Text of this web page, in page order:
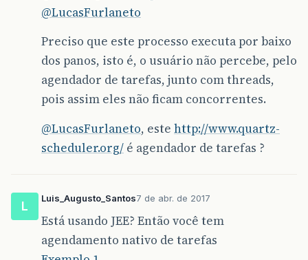
@LucasFurlaneto
Preciso que este processo executa por baixo
dos panos, isto é, o usuário não percebe, pelo
agendador de tarefas, junto com threads,
pois assim eles não ficam concorrentes.
@LucasFurlaneto, este http://www.quartz-
scheduler.org/ é agendador de tarefas ?
L
Luis_Augusto_Santos7 de abr. de 2017
Está usando JEE? Então você tem
agendamento nativo de tarefas